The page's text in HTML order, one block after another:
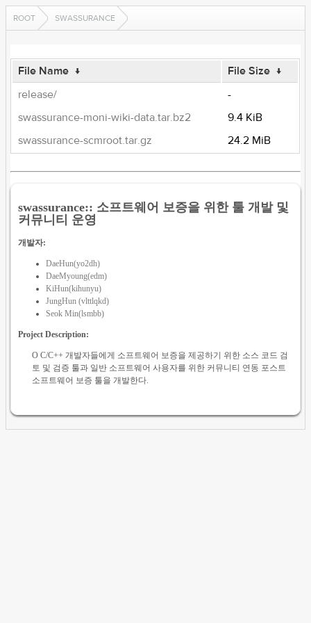
ROOT SWASSURANCE
File Name ↓ File Size ↓
release/
-
swassurance-moni-wiki-data.tar.bz2
9.4 KiB
swassurance-scmroot.tar.gz
24.2 MiB
swassurance:: 소프트웨어 보증을 위한 툴 개발 및
커뮤니티 운영
개발자:
DaeHun(yo2dh)
DaeMyoung(edm)
KiHun(kihunyu)
JungHun (vlttlqkd)
Seok Min(lsmbb)
Project Description:
O C/C++ 개발자들에게 소프트웨어 보증을 제공하기 위한 소스 코드 검
토 및 검증 툴과 일반 소프트웨어 사용자를 위한 커뮤니티 연동 포스트
소프트웨어 보증 툴을 개발한다.